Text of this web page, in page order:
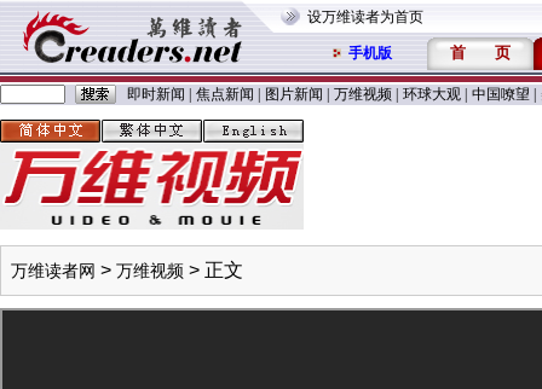
设万维读者为首页
手机版 首 页
即时新闻 焦点新闻 图片新闻 万维视频 环球大观 中国嘹望
万维读者网 > 万维视频 > 正文